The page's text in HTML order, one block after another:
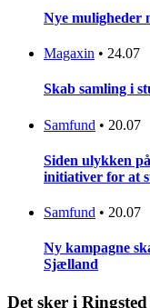
Nye muligheder
Magaxin • 24.07
Skab samling i
Samfund • 20.07
Siden ulykken
initiativer for at
Samfund • 20.07
Ny kampagne
Sjælland
Det sker i Ringsted